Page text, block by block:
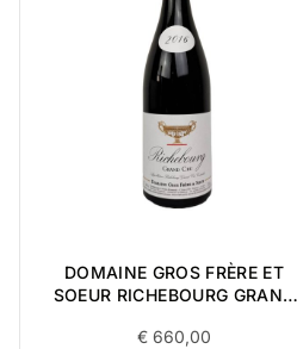
DOMAINE GROS FRÈRE ET
SOEUR RICHEBOURG GRAND
€ 660,00